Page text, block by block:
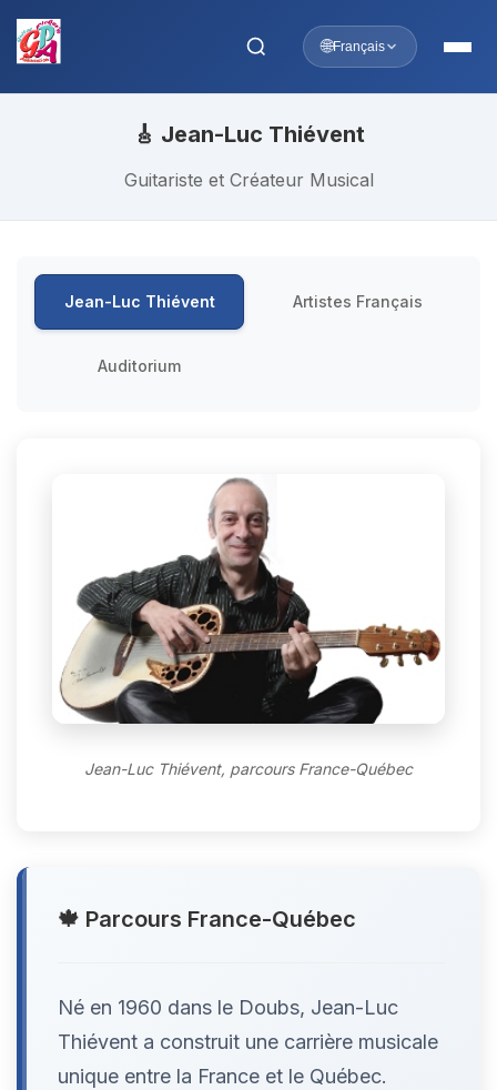
🌐Français
🎸 Jean-Luc Thiévent
Guitariste et Créateur Musical
Jean-Luc Thiévent Artistes Français
Auditorium
Jean-Luc Thiévent, parcours France-Québec
🍁 Parcours France-Québec
Né en 1960 dans le Doubs, Jean-Luc
Thiévent a construit une carrière musicale
unique entre la France et le Québec.